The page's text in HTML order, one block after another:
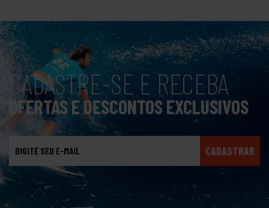
CADASTRE-SE E RECEBA
OFERTAS E DESCONTOS EXCLUSIVOS
CADASTRAR